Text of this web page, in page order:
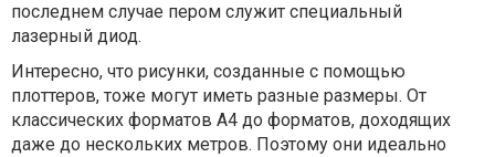
последнем случае пером служит специальный
лазерный диод.
Интересно, что рисунки, созданные с помощью
плоттеров, тоже могут иметь разные размеры. От
классических форматов А4 до форматов, доходящих
даже до нескольких метров. Поэтому они идеально